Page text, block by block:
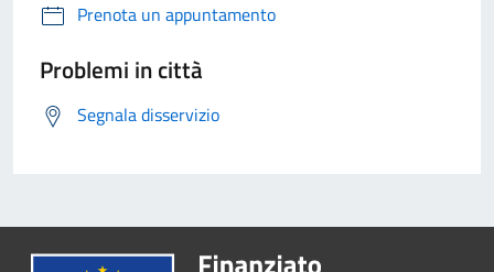
Prenota un appuntamento
Problemi in città
Segnala disservizio